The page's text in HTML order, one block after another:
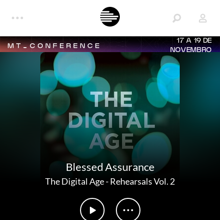
17 A 19 DE
NOVEMBRO
Blessed Assurance
The Digital Age-Rehearsals Vol. 2